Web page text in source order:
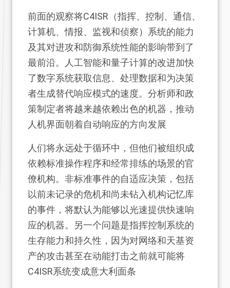
前面的观察将C4ISR（指挥、控制、通信、
计算机、情报、监视和侦察）系统的能力
及其对进攻和防御系统性能的影响带到了
最前沿。人工智能和量子计算的改进加快
了数字系统获取信息、处理数据和为决策
者生成替代响应模式的速度。分析师和政
策制定者将越来越依赖出色的机器，推动
人机界面朝着自动响应的方向发展
人们将永远处于循环中，但他们被组织成
依赖标准操作程序和经常排练的场景的官
僚机构。非标准事件的自适应决策，包括
以前未记录的危机和尚未钻入机构记忆库
的事件，将默认为能够以光速提供快速响
应的机器。另一个问题是指挥控制系统的
生存能力和持久性，因为对网络和天基资
产的攻击甚至在动能打击之前就可能将
C4ISR系统变成意大利面条